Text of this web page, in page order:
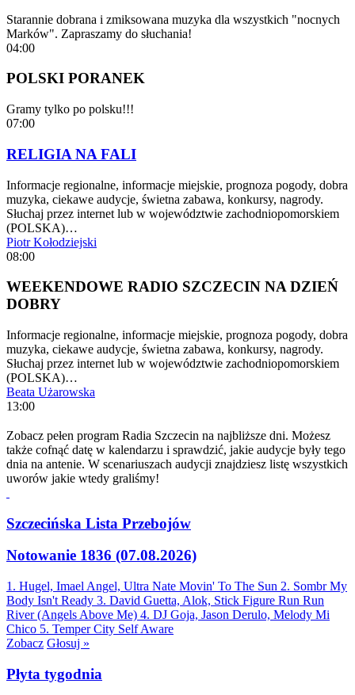
Starannie dobrana i zmiksowana muzyka dla wszystkich "nocnych
Marków". Zapraszamy do słuchania!
04:00
POLSKI PORANEK
Gramy tylko po polsku!!!
07:00
RELIGIA NA FALI
Informacje regionalne, informacje miejskie, prognoza pogody, dobra
muzyka, ciekawe audycje, świetna zabawa, konkursy, nagrody.
Słuchaj przez internet lub w województwie zachodniopomorskiem
(POLSKA)…
Piotr Kołodziejski
08:00
WEEKENDOWE RADIO SZCZECIN NA DZIEŃ
DOBRY
Informacje regionalne, informacje miejskie, prognoza pogody, dobra
muzyka, ciekawe audycje, świetna zabawa, konkursy, nagrody.
Słuchaj przez internet lub w województwie zachodniopomorskiem
(POLSKA)…
Beata Użarowska
13:00
Zobacz pełen program Radia Szczecin na najbliższe dni. Możesz
także cofnąć datę w kalendarzu i sprawdzić, jakie audycje były tego
dnia na antenie. W scenariuszach audycji znajdziesz listę wszystkich
uworów jakie wtedy graliśmy!
Szczecińska Lista Przebojów
Notowanie 1836 (07.08.2026)
1. Hugel, Imael Angel, Ultra Nate Movin' To The Sun 2. Sombr My
Body Isn't Ready 3. David Guetta, Alok, Stick Figure Run Run
River (Angels Above Me) 4. DJ Goja, Jason Derulo, Melody Mi
Chico 5. Temper City Self Aware
Zobacz Głosuj »
Płyta tygodnia